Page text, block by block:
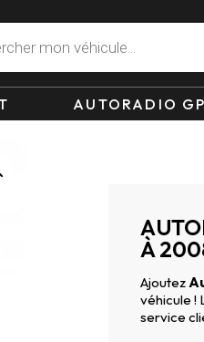
AUTORADIO
À
Ajoutez
véhicule !
service